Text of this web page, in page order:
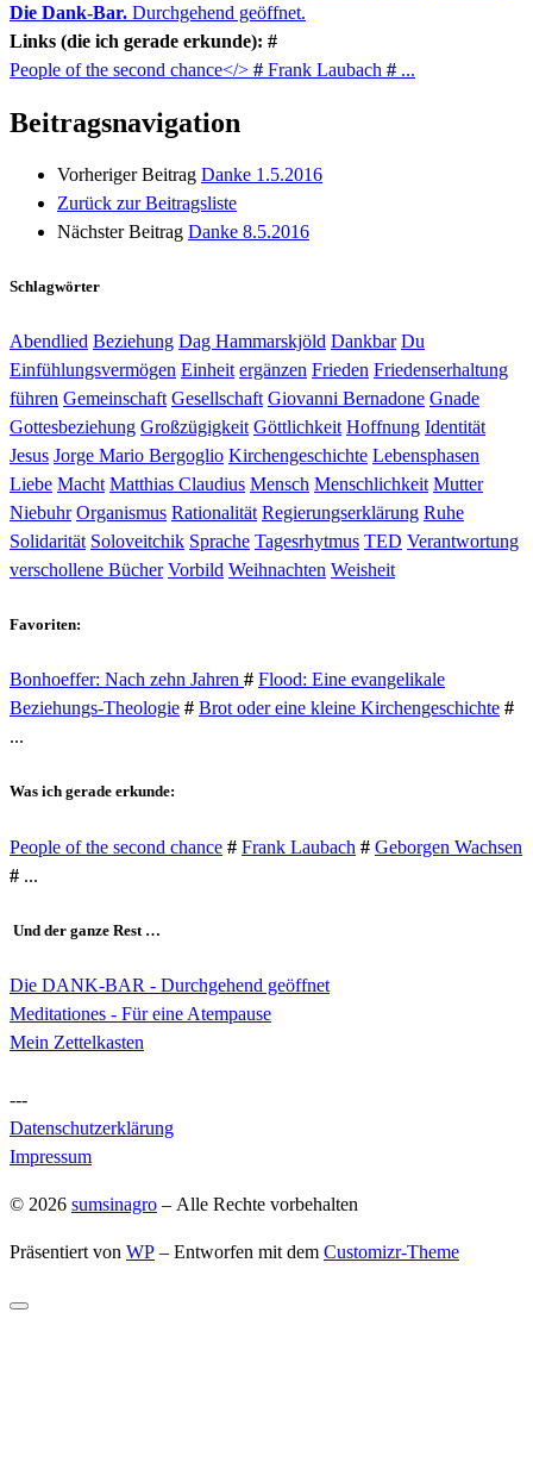
Die Dank-Bar. Durchgehend geöffnet.
Links (die ich gerade erkunde): #
People of the second chance</> # Frank Laubach # ...
Beitragsnavigation
Vorheriger Beitrag Danke 1.5.2016
Zurück zur Beitragsliste
Nächster Beitrag Danke 8.5.2016
Schlagwörter
Abendlied Beziehung Dag Hammarskjöld Dankbar Du
Einfühlungsvermögen Einheit ergänzen Frieden Friedenserhaltung
führen Gemeinschaft Gesellschaft Giovanni Bernadone Gnade
Gottesbeziehung Großzügigkeit Göttlichkeit Hoffnung Identität
Jesus Jorge Mario Bergoglio Kirchengeschichte Lebensphasen
Liebe Macht Matthias Claudius Mensch Menschlichkeit Mutter
Niebuhr Organismus Rationalität Regierungserklärung Ruhe
Solidarität Soloveitchik Sprache Tagesrhytmus TED Verantwortung
verschollene Bücher Vorbild Weihnachten Weisheit
Favoriten:
Bonhoeffer: Nach zehn Jahren # Flood: Eine evangelikale
Beziehungs-Theologie # Brot oder eine kleine Kirchengeschichte #
...
Was ich gerade erkunde:
People of the second chance # Frank Laubach # Geborgen Wachsen
# ...
Und der ganze Rest …
Die DANK-BAR - Durchgehend geöffnet
Meditationes - Für eine Atempause
Mein Zettelkasten
---
Datenschutzerklärung
Impressum
© 2026 sumsinagro – Alle Rechte vorbehalten
Präsentiert von WP – Entworfen mit dem Customizr-Theme